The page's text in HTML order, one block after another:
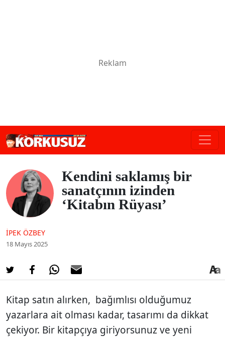
Kendini saklamış bir
sanatçının izinden
‘Kitabın Rüyası’
İPEK ÖZBEY
18 Mayıs 2025
Kitap satın alırken, bağımlısı olduğumuz
yazarlara ait olması kadar, tasarımı da dikkat
çekiyor. Bir kitapçıya giriyorsunuz ve yeni